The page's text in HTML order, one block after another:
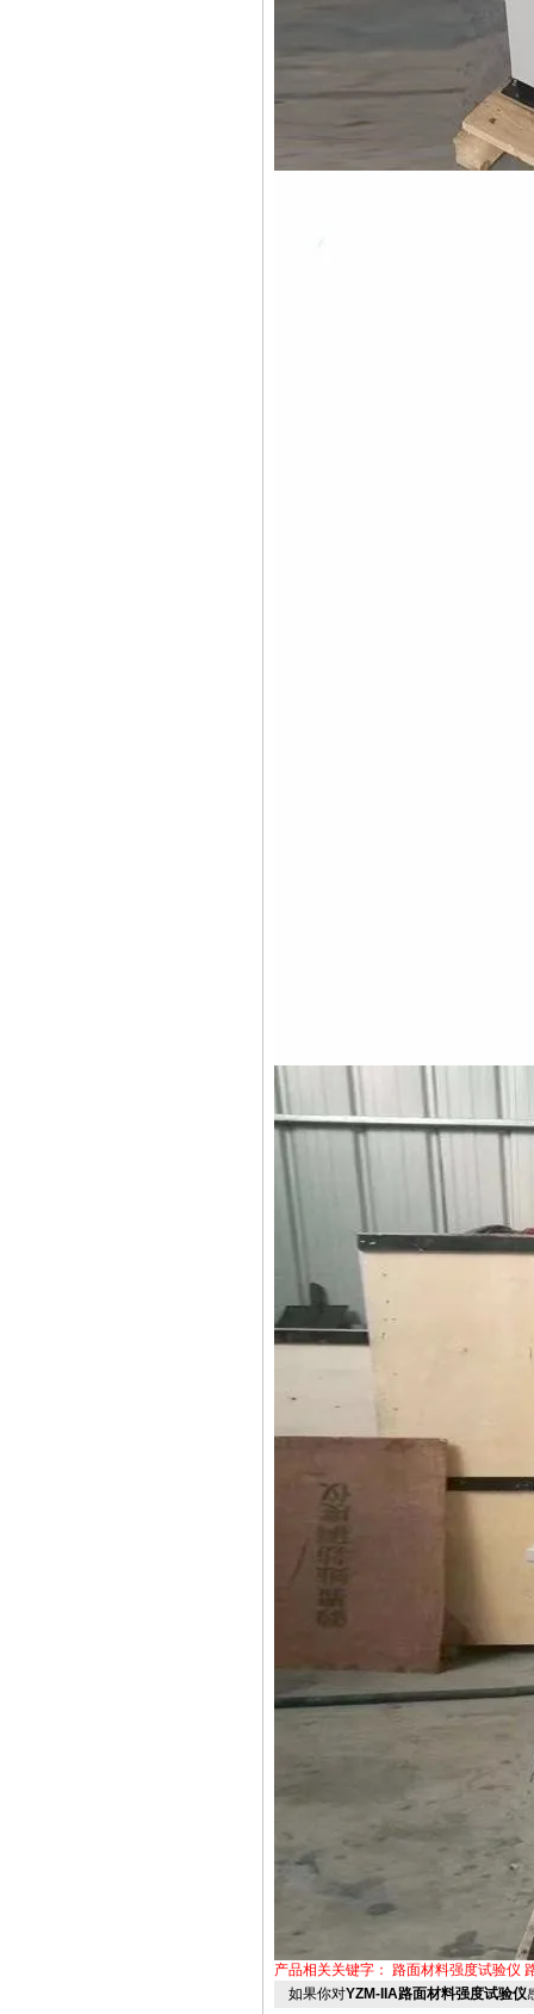
产品相关关键字： 路面材料强度试验仪
如果你对YZM-IIA路面材料强度试验仪